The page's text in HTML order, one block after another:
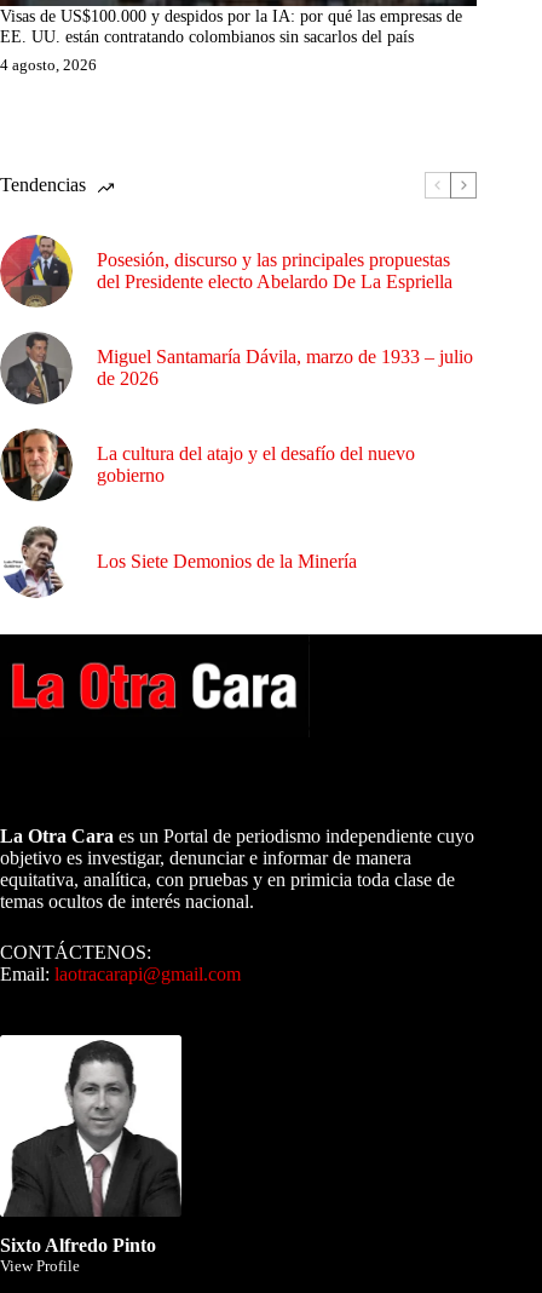
Visas de US$100.000 y despidos por la IA: por qué las empresas de
EE. UU. están contratando colombianos sin sacarlos del país
4 agosto, 2026
Tendencias
Posesión, discurso y las principales propuestas
del Presidente electo Abelardo De La Espriella
Miguel Santamaría Dávila, marzo de 1933 – julio
de 2026
La cultura del atajo y el desafío del nuevo
gobierno
Los Siete Demonios de la Minería
La Otra Cara es un Portal de periodismo independiente cuyo
objetivo es investigar, denunciar e informar de manera
equitativa, analítica, con pruebas y en primicia toda clase de
temas ocultos de interés nacional.
CONTÁCTENOS:
Email: laotracarapi@gmail.com
Sixto Alfredo Pinto
View Profile